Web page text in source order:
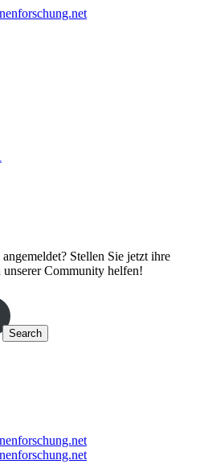
Stellen Sie jetzt ihre
unserer Community helfen!
Search